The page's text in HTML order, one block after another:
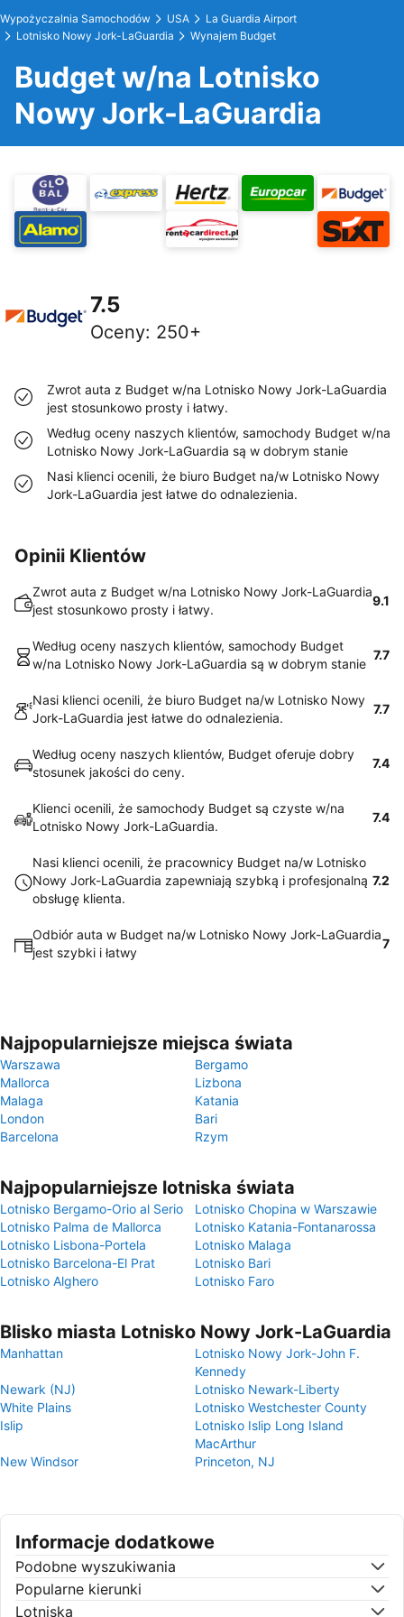
Wypożyczalnia Samochodów USA
La Guardia Airport
Lotnisko Nowy Jork-LaGuardia
Wynajem Budget
Budget w/na Lotnisko
Nowy Jork-LaGuardia
7.5
Oceny: 250+
Zwrot auta z Budget w/na Lotnisko Nowy Jork-LaGuardia
jest stosunkowo prosty i łatwy.
Według oceny naszych klientów, samochody Budget w/na
Lotnisko Nowy Jork-LaGuardia są w dobrym stanie
Nasi klienci ocenili, że biuro Budget na/w Lotnisko Nowy
Jork-LaGuardia jest łatwe do odnalezienia.
Opinii Klientów
Zwrot auta z Budget w/na Lotnisko Nowy Jork-LaGuardia
jest stosunkowo prosty i łatwy.
9.1
Według oceny naszych klientów, samochody Budget
w/na Lotnisko Nowy Jork-LaGuardia są w dobrym stanie
7.7
Nasi klienci ocenili, że biuro Budget na/w Lotnisko Nowy
Jork-LaGuardia jest łatwe do odnalezienia.
7.7
Według oceny naszych klientów, Budget oferuje dobry
stosunek jakości do ceny.
7.4
Klienci ocenili, że samochody Budget są czyste w/na
Lotnisko Nowy Jork-LaGuardia.
7.4
Nasi klienci ocenili, że pracownicy Budget na/w Lotnisko
Nowy Jork-LaGuardia zapewniają szybką i profesjonalną
obsługę klienta.
7.2
Odbiór auta w Budget na/w Lotnisko Nowy Jork-LaGuardia
jest szybki i łatwy
7
Najpopularniejsze miejsca świata
Warszawa
Bergamo
Mallorca
Lizbona
Malaga
Katania
London
Bari
Barcelona
Rzym
Najpopularniejsze lotniska świata
Lotnisko Bergamo-Orio al Serio
Lotnisko Chopina w Warszawie
Lotnisko Palma de Mallorca
Lotnisko Katania-Fontanarossa
Lotnisko Lisbona-Portela
Lotnisko Malaga
Lotnisko Barcelona-El Prat
Lotnisko Bari
Lotnisko Alghero
Lotnisko Faro
Blisko miasta Lotnisko Nowy Jork-LaGuardia
Manhattan
Lotnisko Nowy Jork-John F.
Kennedy
Newark (NJ)
Lotnisko Newark-Liberty
White Plains
Lotnisko Westchester County
Islip
Lotnisko Islip Long Island
MacArthur
New Windsor
Princeton, NJ
Informacje dodatkowe
Podobne wyszukiwania
Popularne kierunki
Lotniska